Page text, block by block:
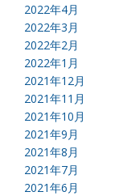
2022年4月
2022年3月
2022年2月
2022年1月
2021年12月
2021年11月
2021年10月
2021年9月
2021年8月
2021年7月
2021年6月